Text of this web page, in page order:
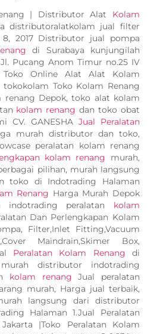
| Distributor Alat Kolam
distributoralatkolam jual filter
8, 2017 Distributor jual pompa
di Surabaya kunjungilah
Pucang Anom Timur no.25 IV
Toko Online Alat Alat Kolam
tokokolam Toko Kolam Renang
renang Depok, toko alat kolam
kolam renang dan toko obat
CV. GANESHA Jual Peralatan
murah distributor dan toko,
peralatan kolam renang
kolam renang murah,
pilihan, murah langsung
toko di Indotrading Halaman
Renang Harga Murah Depok
indotrading peralatan kolam
Dan Perlengkapan Kolam
Filter,Inlet Fitting,Vacuum
Maindrain,Skimer Box,
Peralatan Kolam Renang di
distributor indotrading
kolam renang Jual peralatan
murah, Harga jual terbaik,
langsung dari distributor
Halaman 1.Jual Peralatan
|Toko Peralatan Kolam